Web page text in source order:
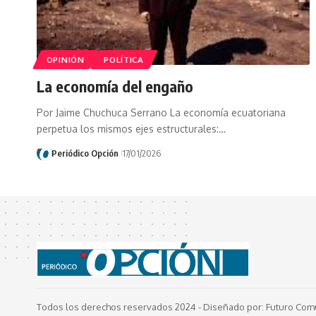
OPINIÓN POLÍTICA
La economía del engaño
Por Jaime Chuchuca Serrano La economía ecuatoriana
perpetua los mismos ejes estructurales:…
Periódico Opción 17/01/2026
Todos los derechos reservados 2024 - Diseñado por: Futuro